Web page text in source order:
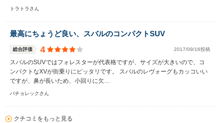
トラトラさん
最高にちょうど良い、スバルのコンパクトSUV
総合評価 4 2017/09/16投稿
スバルのSUVではフォレスターが代表格ですが、サイズが大きいので、コ
ンパクトなXVが街乗りにピッタリです。 スバルのレヴォーグもカッコいい
ですが、鼻が長いため、小回りに欠…
パチョレックさん
クチコミをもっと見る